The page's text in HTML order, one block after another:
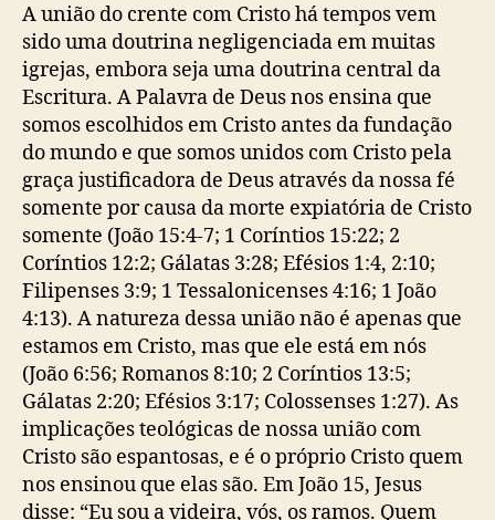
A união do crente com Cristo há tempos vem
sido uma doutrina negligenciada em muitas
igrejas, embora seja uma doutrina central da
Escritura. A Palavra de Deus nos ensina que
somos escolhidos em Cristo antes da fundação
do mundo e que somos unidos com Cristo pela
graça justificadora de Deus através da nossa fé
somente por causa da morte expiatória de Cristo
somente (João 15:4-7; 1 Coríntios 15:22; 2
Coríntios 12:2; Gálatas 3:28; Efésios 1:4, 2:10;
Filipenses 3:9; 1 Tessalonicenses 4:16; 1 João
4:13). A natureza dessa união não é apenas que
estamos em Cristo, mas que ele está em nós
(João 6:56; Romanos 8:10; 2 Coríntios 13:5;
Gálatas 2:20; Efésios 3:17; Colossenses 1:27). As
implicações teológicas de nossa união com
Cristo são espantosas, e é o próprio Cristo quem
nos ensinou que elas são. Em João 15, Jesus
disse: “Eu sou a videira, vós, os ramos. Quem